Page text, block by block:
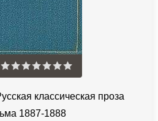
классическая проза
1887-1888